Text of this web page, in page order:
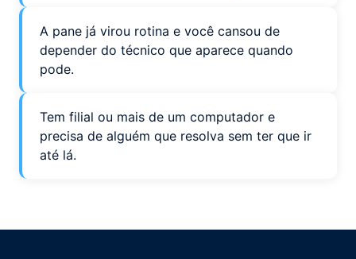
A pane já virou rotina e você cansou de
depender do técnico que aparece quando
pode.
Tem filial ou mais de um computador e
precisa de alguém que resolva sem ter que ir
até lá.